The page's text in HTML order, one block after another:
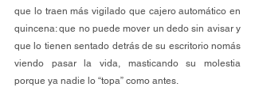
que lo traen más vigilado que cajero automático en
quincena: que no puede mover un dedo sin avisar y
que lo tienen sentado detrás de su escritorio nomás
viendo pasar la vida, masticando su molestia
porque ya nadie lo “topa” como antes.